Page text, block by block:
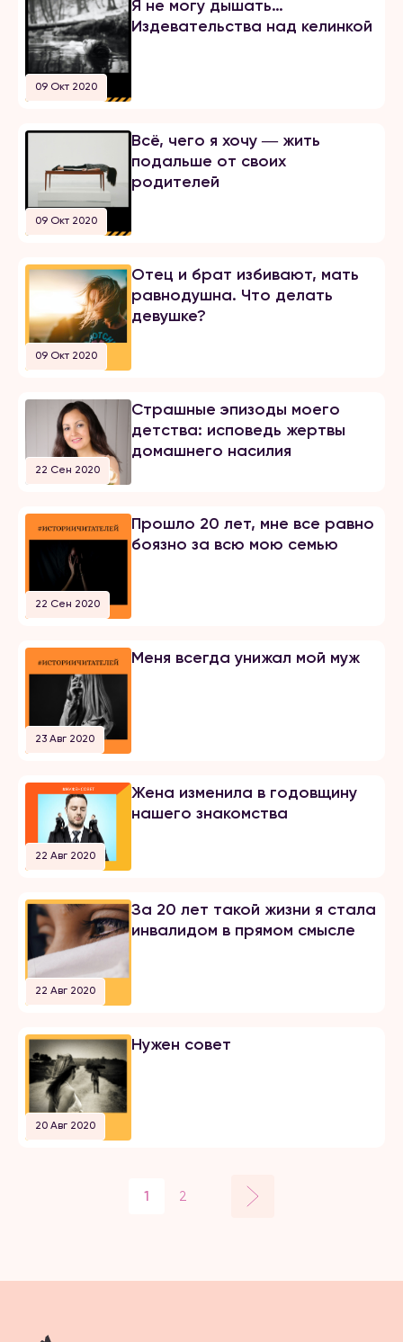
09 Окт 2020
Я не могу дышать…
Издевательства над келинкой
09 Окт 2020
Всё, чего я хочу ― жить
подальше от своих
родителей
09 Окт 2020
Отец и брат избивают, мать
равнодушна. Что делать
девушке?
22 Сен 2020
Страшные эпизоды моего
детства: исповедь жертвы
домашнего насилия
22 Сен 2020
Прошло 20 лет, мне все равно
боязно за всю мою семью
23 Авг 2020
Меня всегда унижал мой муж
22 Авг 2020
Жена изменила в годовщину
нашего знакомства
22 Авг 2020
За 20 лет такой жизни я стала
инвалидом в прямом смысле
20 Авг 2020
Нужен совет
1 2